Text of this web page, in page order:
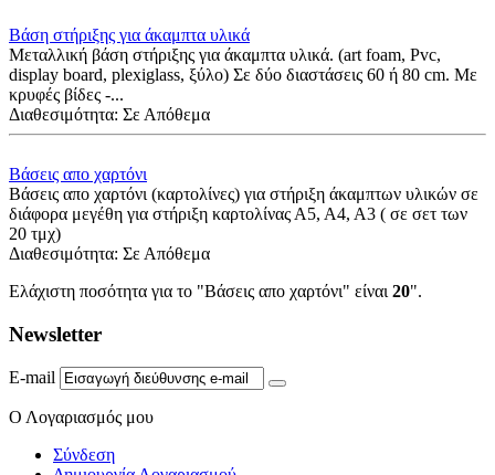
Bάση στήριξης για άκαμπτα υλικά
Μεταλλική βάση στήριξης για άκαμπτα υλικά. (art foam, Pvc,
display board, plexiglass, ξύλο) Σε δύο διαστάσεις 60 ή 80 cm. Με
κρυφές βίδες -...
Διαθεσιμότητα: Σε Απόθεμα
Βάσεις απο χαρτόνι
Βάσεις απο χαρτόνι (καρτολίνες) για στήριξη άκαμπτων υλικών σε
διάφορα μεγέθη για στήριξη καρτολίνας Α5, Α4, Α3 ( σε σετ των
20 τμχ)
Διαθεσιμότητα: Σε Απόθεμα
Ελάχιστη ποσότητα για το "Βάσεις απο χαρτόνι" είναι 20".
Newsletter
E-mail
Ο Λογαριασμός μου
Σύνδεση